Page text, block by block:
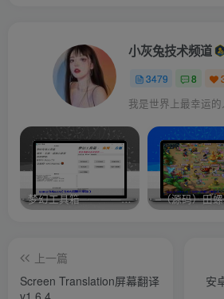
小灰兔技术频道
3479 8
我是世界上最幸运的
梦幻工具箱————-免费
上一篇
Screen Translation屏幕翻译
v1.6.4
安